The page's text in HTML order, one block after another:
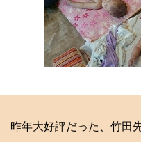
昨年大好評だった、竹田